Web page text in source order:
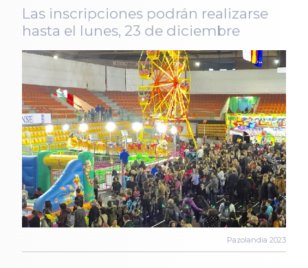
Las inscripciones podrán realizarse
hasta el lunes, 23 de diciembre
Pazolandia 2023